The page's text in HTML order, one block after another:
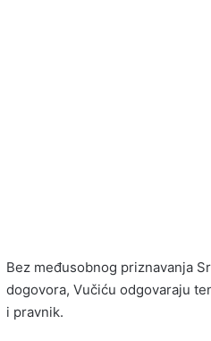
Bez međusobnog priznavanja
dogovora, Vučiću odgovaraju
i pravnik.